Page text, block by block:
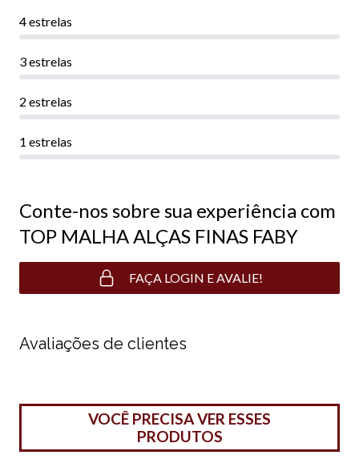
4 estrelas
3 estrelas
2 estrelas
1 estrelas
Conte-nos sobre sua experiência com
TOP MALHA ALÇAS FINAS FABY
FAÇA LOGIN E AVALIE!
Avaliações de clientes
VOCÊ PRECISA VER ESSES
PRODUTOS